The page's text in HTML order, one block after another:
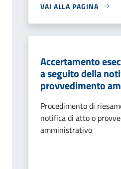
VAI ALLA PAGINA
Accertamento
a seguito della
provvedimento
Procedimento di
notifica di atto o
amministrativo